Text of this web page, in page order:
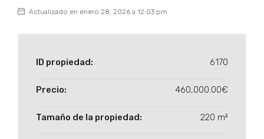
Actualizado en enero 28, 2026 a 12:03 pm
ID propiedad: 6170
Precio: 460,000.00€
Tamaño de la propiedad: 220 m²